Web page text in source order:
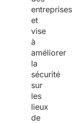
entreprises
et
vise
à
améliorer
la
sécurité
sur
les
lieux
de